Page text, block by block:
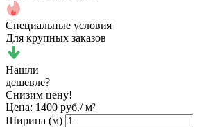
Специальные условия
Для крупных заказов
Нашли
дешевле?
Снизим цену!
Цена: 1400 руб./ м²
Ширина (м)